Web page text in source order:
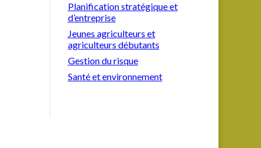
Planification stratégique et
d’entreprise
Jeunes agriculteurs et
agriculteurs débutants
Gestion du risque
Santé et environnement